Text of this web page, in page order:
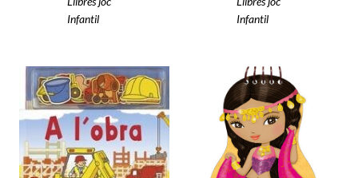
Infantil
Infantil